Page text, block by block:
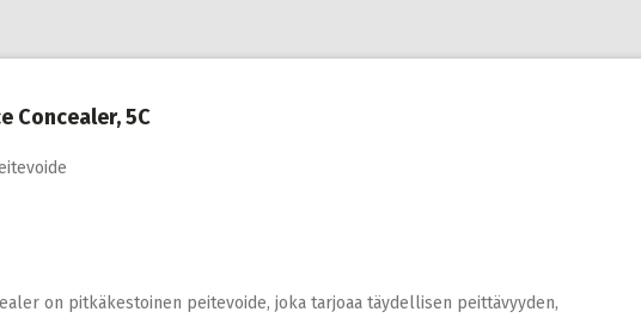
Concealer, 5C
on pitkäkestoinen peitevoide, joka tarjoaa täydellisen peittävyyden,